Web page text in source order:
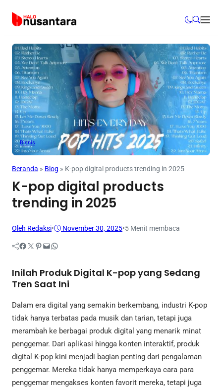
Bisnis
Beranda » Blog » K-pop digital products trending in 2025
K-pop digital products
trending in 2025
Oleh Redaksi• November 30, 2025•5 Menit membaca
Facebook Twitter Pinterest Mail WhatsApp
Inilah Produk Digital K-pop yang Sedang
Tren Saat Ini
Dalam era digital yang semakin berkembang, industri K-pop
tidak hanya terbatas pada musik dan tarian, tetapi juga
merambah ke berbagai produk digital yang menarik minat
penggemar. Dari aplikasi hingga konten interaktif, produk
digital K-pop kini menjadi bagian penting dari pengalaman
penggemar. Mereka tidak hanya memperkaya cara para
penggemar mengakses konten favorit mereka, tetapi juga